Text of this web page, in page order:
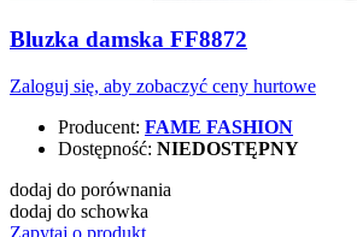
Bluzka damska FF8872
Zaloguj się, aby zobaczyć ceny hurtowe
Producent: FAME FASHION
Dostępność: NIEDOSTĘPNY
dodaj do porównania
dodaj do schowka